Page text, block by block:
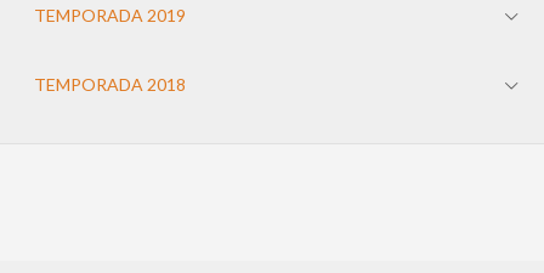
TEMPORADA 2019
TEMPORADA 2018